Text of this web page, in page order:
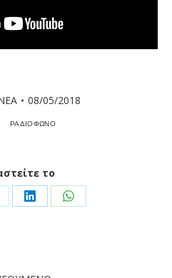
08/05/2018
ΡΑΔΙΟΦΩΝΟ
το
Share Share